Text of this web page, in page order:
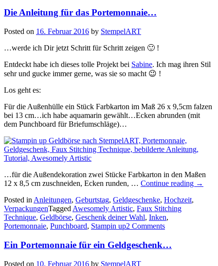
Die Anleitung für das Portemonnaie…
Posted on 16. Februar 2016 by StempelART
…werde ich Dir jetzt Schritt für Schritt zeigen 🙂 !
Entdeckt habe ich dieses tolle Projekt bei Sabine. Ich mag ihren Stil
sehr und gucke immer gerne, was sie so macht 😉 !
Los geht es:
Für die Außenhülle ein Stück Farbkarton im Maß 26 x 9,5cm falzen
bei 13 cm…ich habe aquamarin gewählt…Ecken abrunden (mit
dem Punchboard für Briefumschläge)…
…für die Außendekoration zwei Stücke Farbkarton in den Maßen
12 x 8,5 cm zuschneiden, Ecken runden, … Continue reading „Die
→
Posted in Anleitungen, Geburtstag, Geldgeschenke, Hochzeit,
VerpackungenTagged Awesomely Artistic, Faux Stitching
Technique, Geldbörse, Geschenk deiner Wahl, Inken,
Portemonnaie, Punchboard, Stampin up2 Comments
Ein Portemonnaie für ein Geldgeschenk…
Posted on 10. Februar 2016 by StempelART